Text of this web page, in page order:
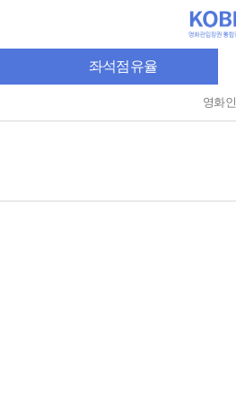
좌석점유율
영화인